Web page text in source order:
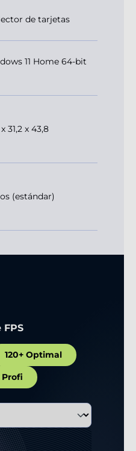
de tarjetas
11 Home 64-bit
31,2 x 43,8
(estándar)
120+ Optimal
Profi